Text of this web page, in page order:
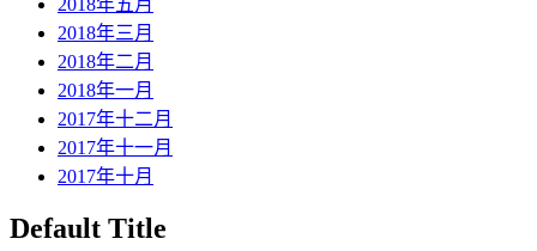
2018年三月
2018年二月
2018年一月
2017年十二月
2017年十一月
2017年十月
Default Title